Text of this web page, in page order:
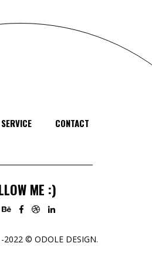
SERVICE CONTACT
ME :)
2022 © ODOLE DESIGN.